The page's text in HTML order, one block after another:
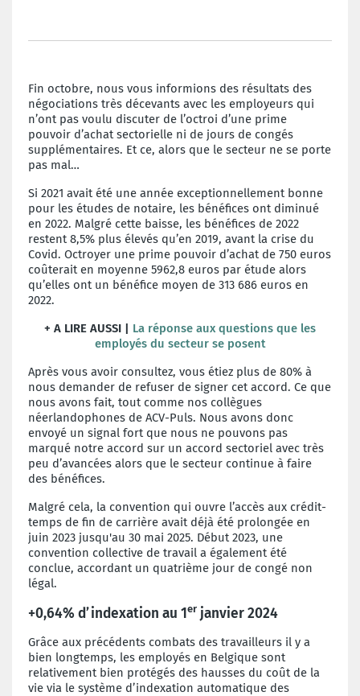
Fin octobre, nous vous informions des résultats des
négociations très décevants avec les employeurs qui
n’ont pas voulu discuter de l’octroi d’une prime
pouvoir d’achat sectorielle ni de jours de congés
supplémentaires. Et ce, alors que le secteur ne se porte
pas mal…
Si 2021 avait été une année exceptionnellement bonne
pour les études de notaire, les bénéfices ont diminué
en 2022. Malgré cette baisse, les bénéfices de 2022
restent 8,5% plus élevés qu’en 2019, avant la crise du
Covid. Octroyer une prime pouvoir d’achat de 750 euros
coûterait en moyenne 5962,8 euros par étude alors
qu’elles ont un bénéfice moyen de 313 686 euros en
2022.
+ A LIRE AUSSI | La réponse aux questions que les
employés du secteur se posent
Après vous avoir consultez, vous étiez plus de 80% à
nous demander de refuser de signer cet accord. Ce que
nous avons fait, tout comme nos collègues
néerlandophones de ACV-Puls. Nous avons donc
envoyé un signal fort que nous ne pouvons pas
marqué notre accord sur un accord sectoriel avec très
peu d’avancées alors que le secteur continue à faire
des bénéfices.
Malgré cela, la convention qui ouvre l’accès aux crédit-
temps de fin de carrière avait déjà été prolongée en
juin 2023 jusqu'au 30 mai 2025. Début 2023, une
convention collective de travail a également été
conclue, accordant un quatrième jour de congé non
légal.
+0,64% d’indexation au 1er janvier 2024
Grâce aux précédents combats des travailleurs il y a
bien longtemps, les employés en Belgique sont
relativement bien protégés des hausses du coût de la
vie via le système d’indexation automatique des